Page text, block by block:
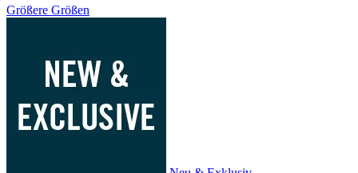
Größere Größen